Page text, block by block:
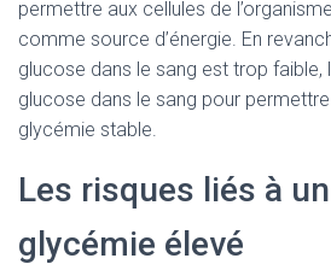
permettre aux cellules de
comme source d’énergie. En
glucose dans le sang est trop faible,
glucose dans le sang pour
glycémie stable.
Les risques liés à
glycémie élevé